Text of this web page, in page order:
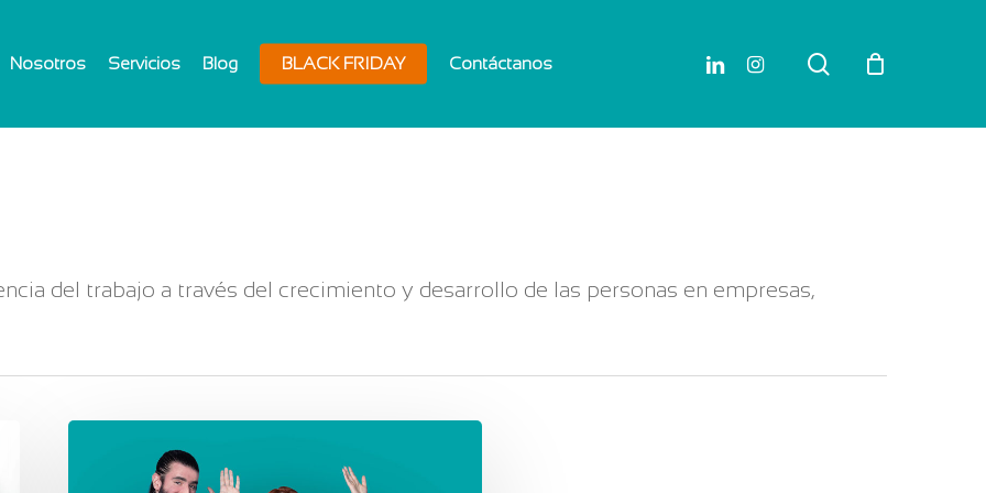
Nosotros Servicios Blog BLACK FRIDAY Contáctanos linkedininstagram search
del trabajo a través del crecimiento y desarrollo de las personas en empresas,